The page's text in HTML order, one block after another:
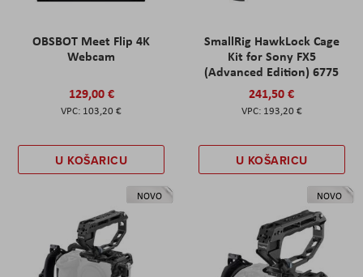
OBSBOT Meet Flip 4K
Webcam
129,00 €
103,20 €
U KOŠARICU
SmallRig HawkLock Cage
Kit for Sony FX5
(Advanced Edition) 6775
241,50 €
193,20 €
U KOŠARICU
NOVO NOVO